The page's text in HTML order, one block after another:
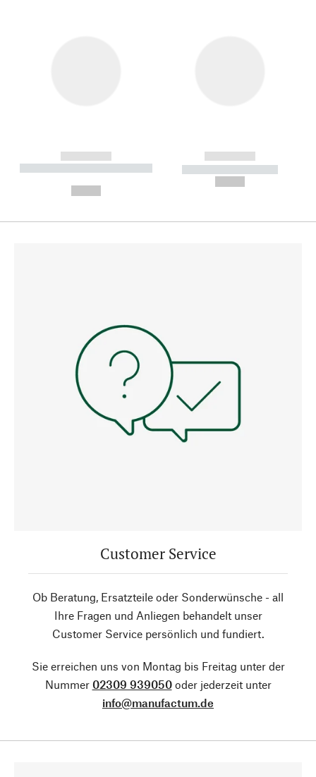
------------
----------- ----------- --------
------------
----------- -----------
Customer Service
Ob Beratung, Ersatzteile oder Sonderwünsche - all
Ihre Fragen und Anliegen behandelt unser
Customer Service persönlich und fundiert.
Sie erreichen uns von Montag bis Freitag unter der
Nummer 02309 939050oder jederzeit unter
info@manufactum.de